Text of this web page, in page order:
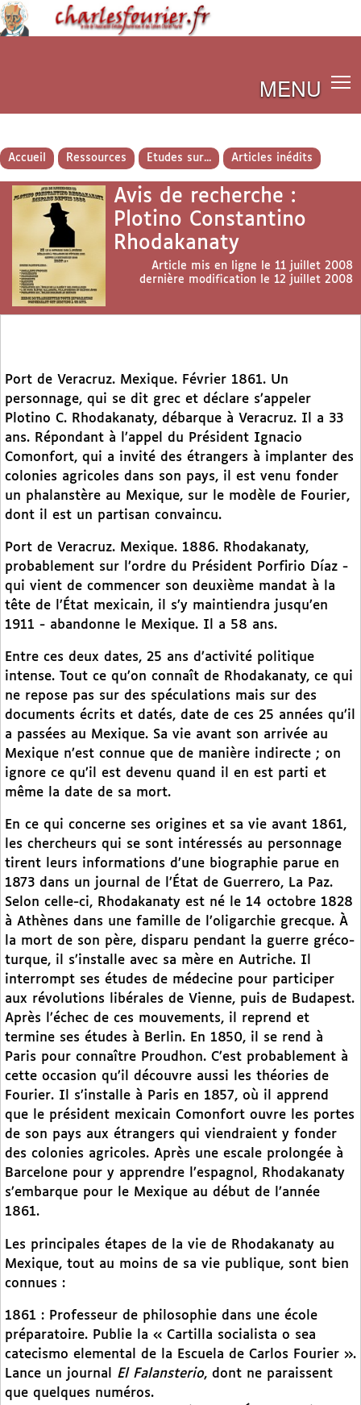
MENU
Accueil Ressources Etudes sur... Articles inédits
Avis de recherche :
Plotino Constantino
Rhodakanaty
Article mis en ligne le 11 juillet 2008
dernière modification le 12 juillet 2008
Port de Veracruz. Mexique. Février 1861. Un
personnage, qui se dit grec et déclare s’appeler
Plotino C. Rhodakanaty, débarque à Veracruz. Il a 33
ans. Répondant à l’appel du Président Ignacio
Comonfort, qui a invité des étrangers à implanter des
colonies agricoles dans son pays, il est venu fonder
un phalanstère au Mexique, sur le modèle de Fourier,
dont il est un partisan convaincu.
Port de Veracruz. Mexique. 1886. Rhodakanaty,
probablement sur l’ordre du Président Porfirio Díaz -
qui vient de commencer son deuxième mandat à la
tête de l’État mexicain, il s’y maintiendra jusqu’en
1911 - abandonne le Mexique. Il a 58 ans.
Entre ces deux dates, 25 ans d’activité politique
intense. Tout ce qu’on connaît de Rhodakanaty, ce qui
ne repose pas sur des spéculations mais sur des
documents écrits et datés, date de ces 25 années qu’il
a passées au Mexique. Sa vie avant son arrivée au
Mexique n’est connue que de manière indirecte ; on
ignore ce qu’il est devenu quand il en est parti et
même la date de sa mort.
En ce qui concerne ses origines et sa vie avant 1861,
les chercheurs qui se sont intéressés au personnage
tirent leurs informations d’une biographie parue en
1873 dans un journal de l’État de Guerrero, La Paz.
Selon celle-ci, Rhodakanaty est né le 14 octobre 1828
à Athènes dans une famille de l’oligarchie grecque. À
la mort de son père, disparu pendant la guerre gréco-
turque, il s’installe avec sa mère en Autriche. Il
interrompt ses études de médecine pour participer
aux révolutions libérales de Vienne, puis de Budapest.
Après l’échec de ces mouvements, il reprend et
termine ses études à Berlin. En 1850, il se rend à
Paris pour connaître Proudhon. C’est probablement à
cette occasion qu’il découvre aussi les théories de
Fourier. Il s’installe à Paris en 1857, où il apprend
que le président mexicain Comonfort ouvre les portes
de son pays aux étrangers qui viendraient y fonder
des colonies agricoles. Après une escale prolongée à
Barcelone pour y apprendre l’espagnol, Rhodakanaty
s’embarque pour le Mexique au début de l’année
1861.
Les principales étapes de la vie de Rhodakanaty au
Mexique, tout au moins de sa vie publique, sont bien
connues :
1861 : Professeur de philosophie dans une école
préparatoire. Publie la « Cartilla socialista o sea
catecismo elemental de la Escuela de Carlos Fourier ».
Lance un journal El Falansterio, dont ne paraissent
que quelques numéros.